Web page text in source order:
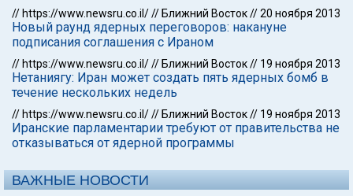
// https://www.newsru.co.il/// Ближний Восток//20 ноября 2013
Новый раунд ядерных переговоров: накануне
подписания соглашения с Ираном
// https://www.newsru.co.il/// Ближний Восток// 19 ноября 2013
Нетаниягу: Иран может создать пять ядерных бомб в
течение нескольких недель
// https://www.newsru.co.il/// Ближний Восток// 19 ноября 2013
Иранские парламентарии требуют от правительства не
отказываться от ядерной программы
ВАЖНЫЕ НОВОСТИ